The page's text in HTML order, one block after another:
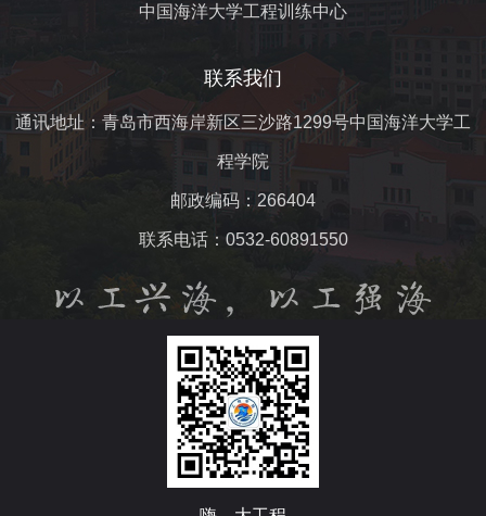
中国海洋大学工程训练中心
联系我们
通讯地址：青岛市西海岸新区三沙路1299号中国海洋大学工
程学院
邮政编码：266404
联系电话：0532-60891550